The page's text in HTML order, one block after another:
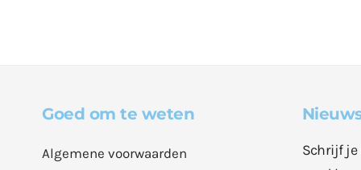
Goed om te weten
Algemene voorwaarden
Schrijf je